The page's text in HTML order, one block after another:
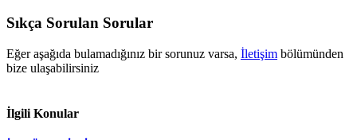
Sıkça Sorulan Sorular
Eğer aşağıda bulamadığınız bir sorunuz varsa, İletişim bölümünden
bize ulaşabilirsiniz
İlgili Konular